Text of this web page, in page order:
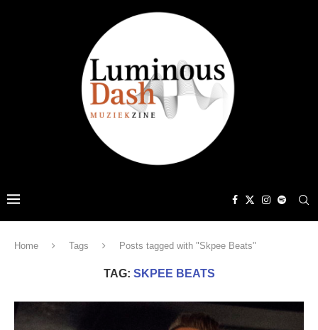
Home Tags Posts tagged with "Skpee Beats"
TAG: SKPEE BEATS